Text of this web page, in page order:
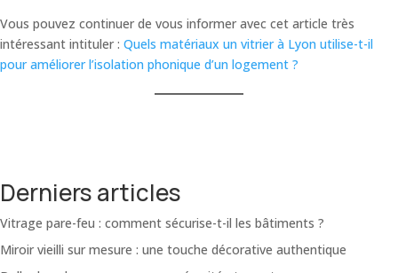
Vous pouvez continuer de vous informer avec cet article très
intéressant intituler : Quels matériaux un vitrier à Lyon utilise-t-il
pour améliorer l’isolation phonique d’un logement ?
Derniers articles
Vitrage pare-feu : comment sécurise-t-il les bâtiments ?
Miroir vieilli sur mesure : une touche décorative authentique